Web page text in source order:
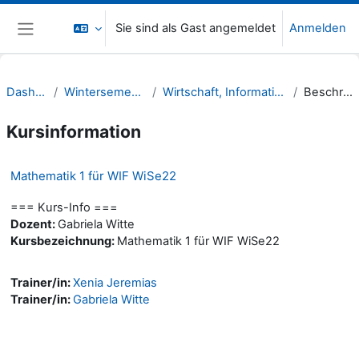
Zum Hauptinhalt
Website-Übersicht
Sie sind als Gast angemeldet Anmelden
Dashboard Wintersemester 22/23 Wirtschaft, Informatik, Recht (WIR) Beschreibung
Kursinformation
Mathematik 1 für WIF WiSe22
=== Kurs-Info ===
Dozent: Gabriela Witte
Kursbezeichnung: Mathematik 1 für WIF WiSe22
Trainer/in:Xenia Jeremias
Trainer/in:Gabriela Witte